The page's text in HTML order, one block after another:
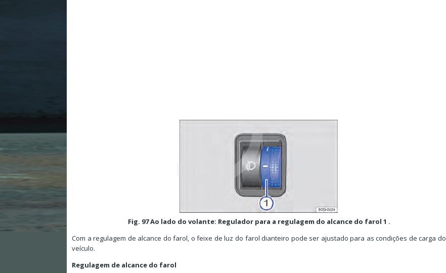
Fig. 97 Ao lado do volante: Regulador para a regulagem do alcance do farol 1 .
Com a regulagem de alcance do farol, o feixe de luz do farol dianteiro pode ser ajustado para as condições de carga do
veículo.
Regulagem de alcance do farol